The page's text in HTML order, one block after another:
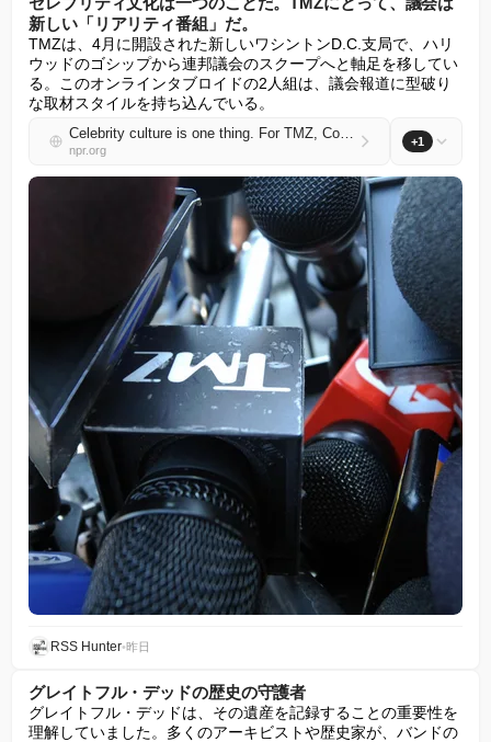
新しい「リアリティ番組」だ。
TMZは、4月に開設された新しいワシントンD.C.支局で、ハリ
ウッドのゴシップから連邦議会のスクープへと軸足を移してい
る。このオンラインタブロイドの2人組は、議会報道に型破り
な取材スタイルを持ち込んでいる。
Celebrity culture is one thing. For TMZ, Congress is the new 'reality show'
npr.org
+1
RSS Hunter•昨日
グレイトフル・デッドの歴史の守護者
グレイトフル・デッドは、その遺産を記録することの重要性を
理解していました。多くのアーキビストや歴史家が、バンドの